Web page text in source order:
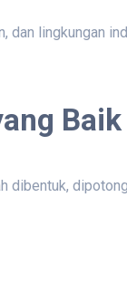
dan lingkungan
Baik